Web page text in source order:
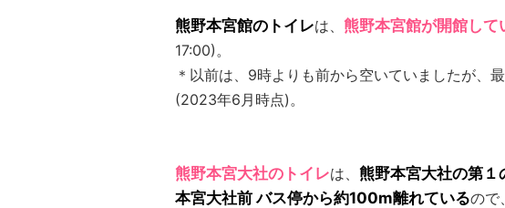
熊野本宮館のトイレは、 熊野本宮館が開館して
17:00)。
＊以前は、9時よりも前から空いていましたが、
(2023年6月時点)。
熊野本宮大社のトイレは、 熊野本宮大社の第１
本宮大社前 バス停から約100m離れているので